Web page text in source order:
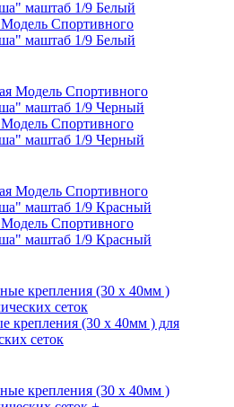
Спортивного
маштаб 1/9 Белый
Спортивного
маштаб 1/9 Черный
Спортивного
маштаб 1/9 Красный
крепления (30 х 40мм ) для
сеток